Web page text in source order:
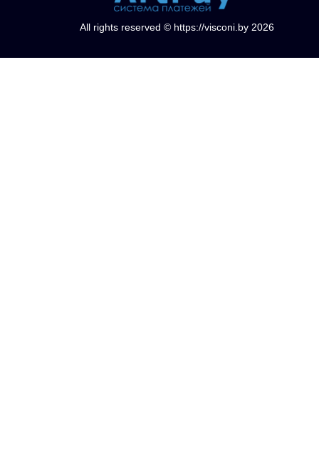
All rights reserved © https://visconi.by 2026